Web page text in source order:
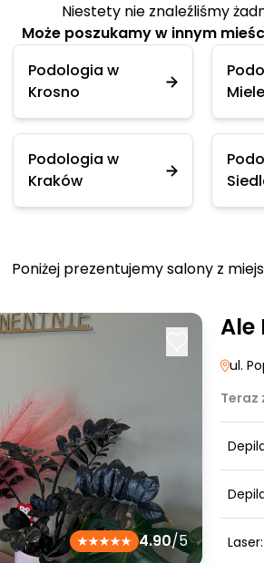
Niestety nie znaleźliśmy
Może poszukamy w innym
Podologia w
Krosno
Podologia w
Kraków
Poniżej prezentujemy salony z
4.90/5
Ale
ul.
Teraz